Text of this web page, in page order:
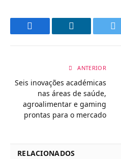
ANTERIOR
Seis inovações académicas
nas áreas de saúde,
agroalimentar e gaming
prontas para o mercado
RELACIONADOS